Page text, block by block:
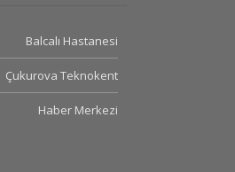
Balcalı Hastanesi
Çukurova Teknokent
Haber Merkezi